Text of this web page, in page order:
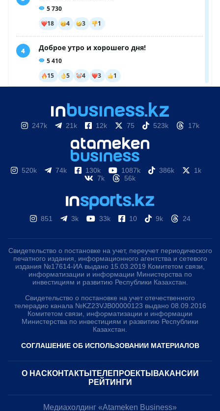
247k 21k 12k 75 523k 17k
520k 74k 130k 1087k 386k
1k
7k
56k
851 3k 33k 10 9k 24
Свидетельство о постановке на учет, переучет периодического
печатного издания, информационного агентства и сетевого
издания №17614-ИА выдано 15.03.2019 Комитетом связи,
информатизации и информации Министерства по
инвестициям и развитию Республики Казахстан.
Свидетельство о постановке на учет отечественного
телерадио канала №KZ23VJB00000123 выдано 08.09.2016
Комитетом связи, информатизации и информации
Министерства по инвестициям и развитию Республики
Казахстан.
СОГЛАШЕНИЕ ОБ ИСПОЛЬЗОВАНИИ МАТЕРИАЛОВ
О НАС КОНТАКТЫ ТЕЛЕПРОЕКТЫ ВАКАНСИИ
РЕЙТИНГИ
Медиахолдинг «Atameken Business»